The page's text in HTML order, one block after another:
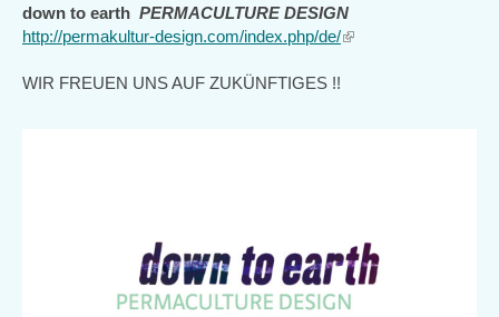
down to earth PERMACULTURE DESIGN
http://permakultur-design.com/index.php/de/(link
WIR FREUEN UNS AUF ZUKÜNFTIGES !!